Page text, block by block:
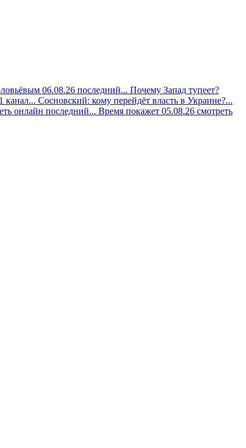
06.08.26 последний... Почему Запад тупеет?
канал... Сосновский: кому перейдёт власть в Украине?...
онлайн последний... Время покажет 05.08.26 смотреть